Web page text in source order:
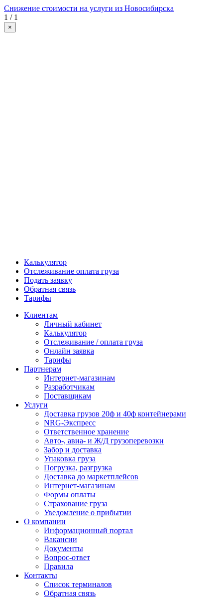
Снижение стоимости на услуги из Новосибирска
1 / 1
×
Калькулятор
Отслеживание оплата груза
Подать заявку
Обратная связь
Тарифы
Клиентам
Личный кабинет
Калькулятор
Отслеживание / оплата груза
Онлайн заявка
Тарифы
Партнерам
Интернет-магазинам
Разработчикам
Поставщикам
Услуги
Доставка грузов 20ф и 40ф контейнерами
NRG-Экспресс
Ответственное хранение
Авто-, авиа- и Ж/Д грузоперевозки
Забор и доставка
Упаковка груза
Погрузка, разгрузка
Доставка до маркетплейсов
Интернет-магазинам
Формы оплаты
Страхование груза
Уведомление о прибытии
О компании
Информационный портал
Вакансии
Документы
Вопрос-ответ
Правила
Контакты
Список терминалов
Обратная связь